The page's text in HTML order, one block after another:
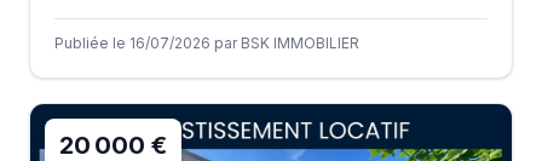
Publiée le 16/07/2026 par BSK IMMOBILIER
20 000 €